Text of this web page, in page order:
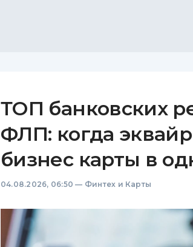
ТОП банковских
ФЛП: когда
бизнес карты в
04.08.2026, 06:50 — Финтех и Карты